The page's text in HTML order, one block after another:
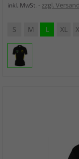
inkl. MwSt. zzgl. Versand
S M L XL